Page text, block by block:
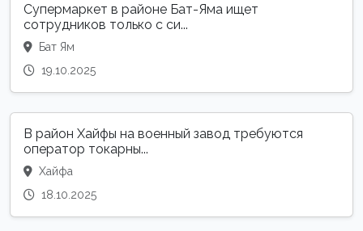
Супермаркет в районе Бат-Яма ищет
сотрудников только с си...
Бат Ям
19.10.2025
В район Хайфы на военный завод требуются
оператор токарны...
Хайфа
18.10.2025